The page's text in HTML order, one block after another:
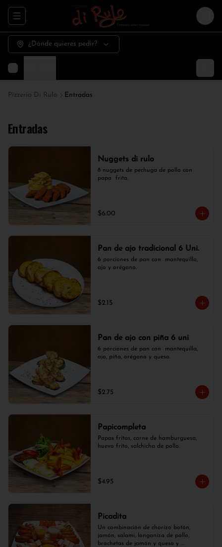
Abrir menu de navegación
¿Dónde quieres pedir?
Pizzería Di Rulo Entradas
Entradas
Nuggets di rulo
8 nuggets de pechuga de pollo con
papa  frita.
$6.00
Pan de ajo tradicional 6 Uni.
6 porciones de pan con  mantequilla,
ajo y orégano.
$2.15
Pan de ajo con piña 6 uni
6 porciones de pan con  mantequilla,
ajo, piña, orégano y queso.
$2.75
Papicompleta
Papas fritas, carne de hamburguesa,
huevo frito, salchicha de pollo.
$4.95
Picadita
Un combinación de chorizo botón,
jamón, salami, longaniza de pollo,
brochetas de jamón y queso y